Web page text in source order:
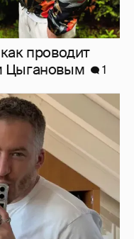
проводит
Цыгановым
1